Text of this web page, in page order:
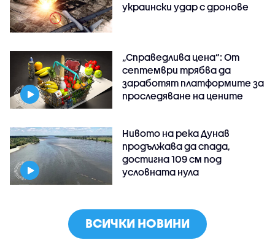
украински удар с дронове
„Справедлива цена“: От
септември трябва да
заработят платформите за
проследяване на цените
Нивото на река Дунав
продължава да спада,
достигна 109 см под
условната нула
ВСИЧКИ НОВИНИ